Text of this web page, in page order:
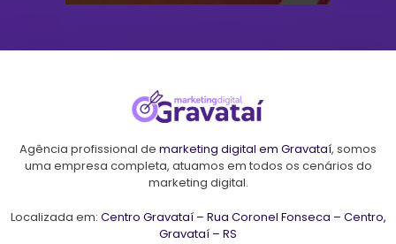
Agência profissional de marketing digital em Gravataí, somos
uma empresa completa, atuamos em todos os cenários do
marketing digital.
Localizada em: Centro Gravataí – Rua Coronel Fonseca – Centro,
Gravataí – RS